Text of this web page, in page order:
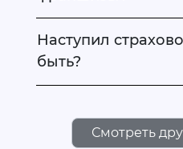
Наступил
быть?
Смотреть